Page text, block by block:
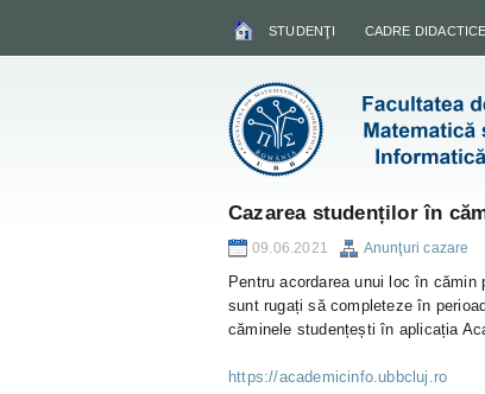
STUDENŢI CADRE DIDACTICE
Cazarea studenților în
09.06.2021 Anunţuri cazare
Pentru acordarea unui loc în
sunt rugați să completeze în
căminele studențești în aplicația
https://academicinfo.ubbcluj.ro